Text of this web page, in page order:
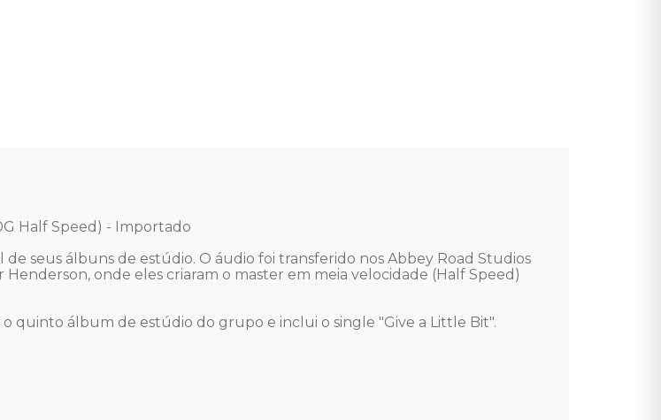
Half Speed) - Importado
onde eles criaram o master em meia velocidade (Half Speed)
quinto álbum de estúdio do grupo e inclui o single "Give a Little Bit".